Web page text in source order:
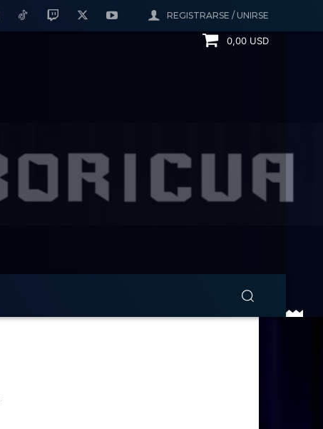
REGISTRARSE / UNIRSE
0,00 USD